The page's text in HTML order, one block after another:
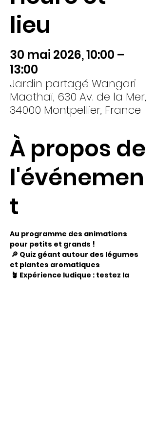
lieu
30 mai 2026, 10:00 –
13:00
Jardin partagé Wangari
Maathaï, 630 Av. de la Mer,
34000 Montpellier, France
À propos de
l'événemen
t
Au programme des animations
pour petits et grands !
🔎 Quiz géant autour des légumes
et plantes aromatiques
🪴 Expérience ludique : testez la